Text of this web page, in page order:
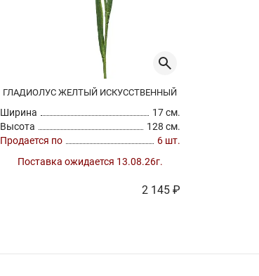
ГЛАДИОЛУС ЖЕЛТЫЙ ИСКУССТВЕННЫЙ
Ширина
17 см.
Высота
128 см.
Продается по
6 шт.
Поставка ожидается 13.08.26г.
2 145 ₽